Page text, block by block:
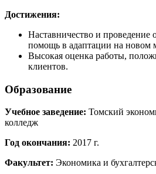
Достижения:
Наставничество и проведение
помощь в адаптации на новом
Высокая оценка работы,
клиентов.
Образование
Учебное заведение: Томский
колледж
Год окончания: 2017 г.
Факультет: Экономика и